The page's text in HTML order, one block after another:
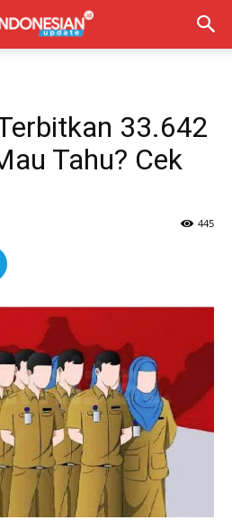
33.642
Tahu? Cek
445